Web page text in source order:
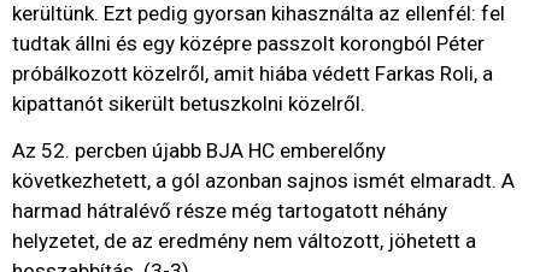
kerültünk. Ezt pedig gyorsan kihasználta az ellenfél: fel
tudtak állni és egy középre passzolt korongból Péter
próbálkozott közelről, amit hiába védett Farkas Roli, a
kipattanót sikerült betuszkolni közelről.
Az 52. percben újabb BJA HC emberelőny
következhetett, a gól azonban sajnos ismét elmaradt. A
harmad hátralévő része még tartogatott néhány
helyzetet, de az eredmény nem változott, jöhetett a